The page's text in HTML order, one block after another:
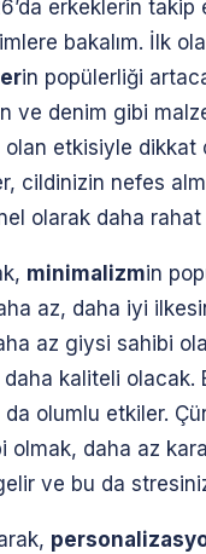
erkeklerin takip
bakalım. İlk
in popülerliği
ve denim gibi
olan etkisiyle dikkat
cildinizin nefes
olarak daha
minimalizmin
az, daha iyi
az giysi sahibi
kaliteli olacak.
da olumlu etkiler.
olmak, daha az
ve bu da